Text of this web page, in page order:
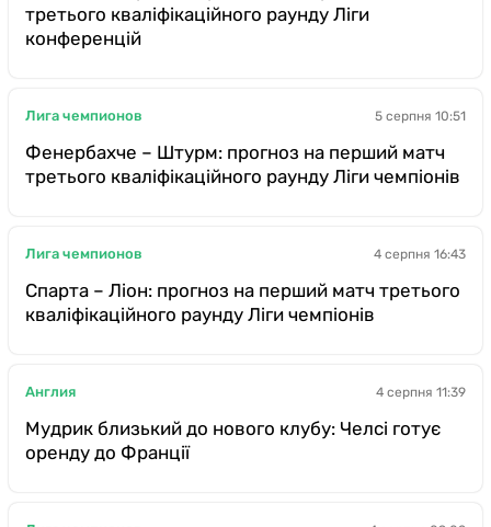
третього кваліфікаційного раунду Ліги
конференцій
Лига чемпионов 5 серпня 10:51
Фенербахче – Штурм: прогноз на перший матч
третього кваліфікаційного раунду Ліги чемпіонів
Лига чемпионов 4 серпня 16:43
Спарта – Ліон: прогноз на перший матч третього
кваліфікаційного раунду Ліги чемпіонів
Англия 4 серпня 11:39
Мудрик близький до нового клубу: Челсі готує
оренду до Франції